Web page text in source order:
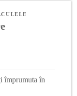
împrumuta în